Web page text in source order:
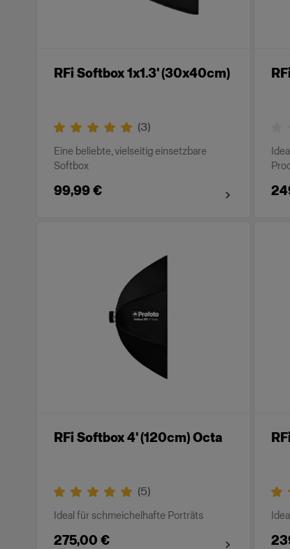
RFi Softbox 1x1.3' (30x40cm)
(3)
Eine beliebte, vielseitig einsetzbare
Softbox
99,99 €
RFi Softbox 4' (120cm) Octa
(5)
Ideal für schmeichelhafte Porträts
275,00 €